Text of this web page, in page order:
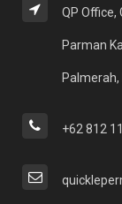
QP Office,
Parman
+62 812